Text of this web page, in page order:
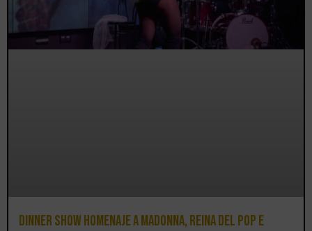
Dinner Show homenaje a Madonna, reina del pop e